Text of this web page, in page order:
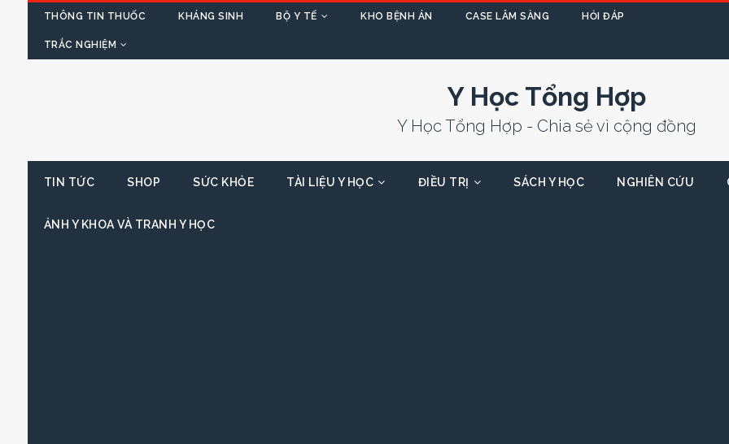
THÔNG TIN THUỐC KHÁNG SINH BỘ Y TẾ KHO BỆNH ÁN CASE LÂM SÀNG HỎI ĐÁP
TRẮC NGHIỆM
Y Học Tổng Hợp
Y Học Tổng Hợp - Chia sẻ vì cộng đồng
TIN TỨC SHOP SỨC KHỎE TÀI LIỆU Y HỌC ĐIỀU TRỊ SÁCH Y HỌC NGHIÊN CỨU
ẢNH Y KHOA VÀ TRANH Y HỌC